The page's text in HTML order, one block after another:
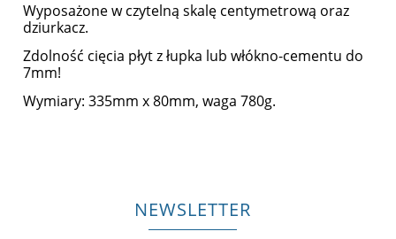
Wyposażone w czytelną skalę centymetrową oraz
dziurkacz.
Zdolność cięcia płyt z łupka lub włókno-cementu do
7mm!
Wymiary: 335mm x 80mm, waga 780g.
NEWSLETTER